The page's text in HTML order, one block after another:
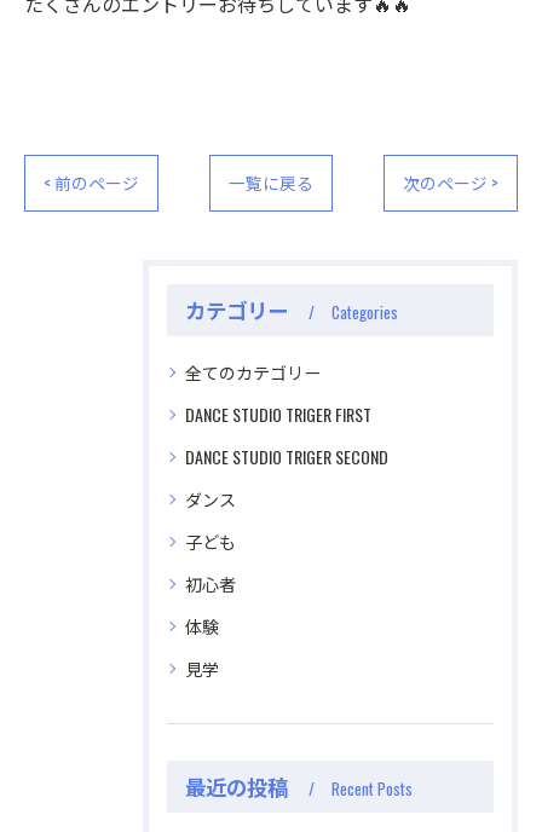
< 前のページ 一覧に戻る 次のページ >
カテゴリー Categories
全てのカテゴリー
DANCE STUDIO TRIGER FIRST
DANCE STUDIO TRIGER SECOND
ダンス
子ども
初心者
体験
見学
最近の投稿 Recent Posts
公式ラジオ番組「ダンスのとなり」スタート！ スタ
ジオのこと、先生たちのことなどゆるく配信中
公式ラジオ番組「ダンスのとなり」スタート！ スタ
ジオのこと、先生たちのことなどゆるく配信中